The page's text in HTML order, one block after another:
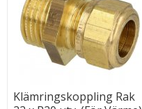
Klämringskoppling Rak